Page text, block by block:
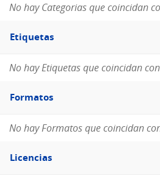
No hay Categorias que coincidan
Filtro
Etiquetas
Etiquetas
No hay Etiquetas que coincidan
Filtro
Formatos
Formatos
No hay Formatos que coincidan
Filtro
Licencias
Licencias